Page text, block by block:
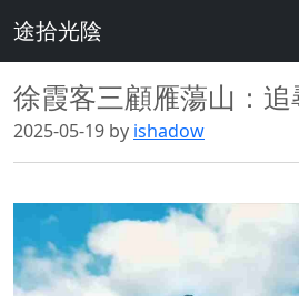
途拾光陰
徐霞客三顧雁蕩山：
2025-05-19 by ishadow